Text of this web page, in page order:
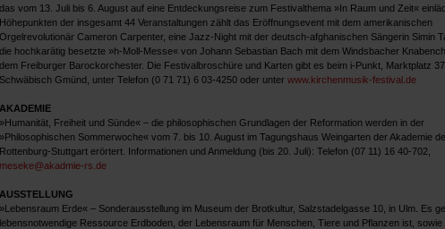
das vom 13. Juli bis 6. August auf eine Entdeckungsreise zum Festivalthema »In Raum und Zeit«
Höhepunkten der insgesamt 44 Veranstaltungen zählt das Eröffnungsevent mit dem amerikanischen
Orgelrevolutionär Cameron Carpenter, eine Jazz-Night mit der deutsch-afghanischen Sängerin Simin
die hochkarätig besetzte »h-Moll-Messe« von Johann Sebastian Bach mit dem Windsbacher
dem Freiburger Barockorchester. Die Festivalbroschüre und Karten gibt es beim i-Punkt, Marktplatz 37/
Schwäbisch Gmünd, unter Telefon (0 71 71) 6 03-4250 oder unter www.kirchenmusik-festival.de
AKADEMIE
»Humanität, Freiheit und Sünde« – die philosophischen Grundlagen der Reformation werden in der
»Philosophischen Sommerwoche« vom 7. bis 10. August im Tagungshaus Weingarten der Akademie
Rottenburg-Stuttgart erörtert. Informationen und Anmeldung (bis 20. Juli): Telefon (07 11) 16 40-702,
meseke@akadmie-rs.de
AUSSTELLUNG
»Lebensraum Erde« – Sonderausstellung im Museum der Brotkultur, Salzstadelgasse 10, in Ulm. Es
lebensnotwendige Ressource Erdboden, der Lebensraum für Menschen, Tiere und Pflanzen ist, sowie